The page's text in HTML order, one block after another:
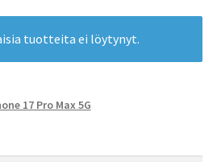
tuotteita ei löytynyt.
17 Pro Max 5G